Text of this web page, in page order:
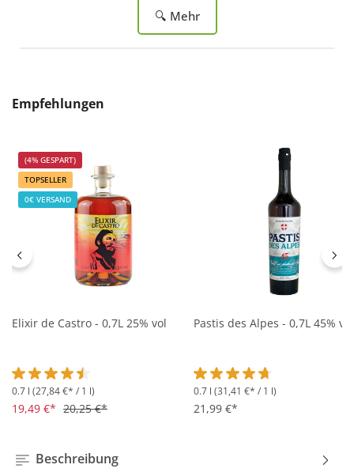
🔍 Mehr
Produktgalerie überspringen
Empfehlungen
(4% GESPART)
TOPSELLER
0€ VERSAND
Elixir de Castro - 0,7L 25% vol
Durchschnittliche Bewertung von 4.5 von 5 Sternen
0.7 l (27,84 €* / 1 l)
19,49 €* 20,25 €*
Pastis des Alpes - 0,7L 45% vol
Durchschnittliche
0.7 l (31,41 €* / 1 l)
21,99 €*
Beschreibung